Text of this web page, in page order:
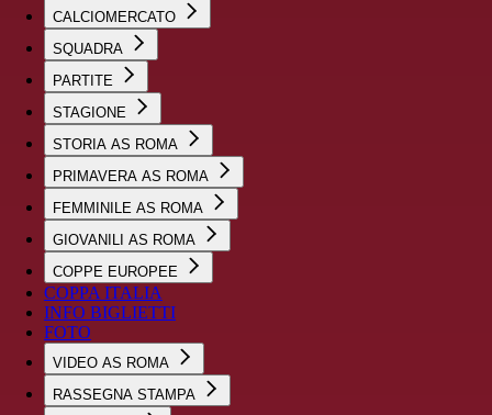
CALCIOMERCATO
SQUADRA
PARTITE
STAGIONE
STORIA AS ROMA
PRIMAVERA AS ROMA
FEMMINILE AS ROMA
GIOVANILI AS ROMA
COPPE EUROPEE
COPPA ITALIA
INFO BIGLIETTI
FOTO
VIDEO AS ROMA
RASSEGNA STAMPA